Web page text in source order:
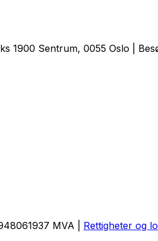
1900 Sentrum, 0055 Oslo |
MVA | Rettigheter og